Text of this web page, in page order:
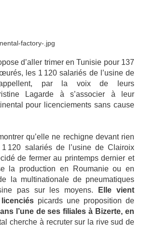
d’aller trimer en Tunisie pour 137
les 1 120 salariés de l’usine de
par la voix de leurs
Lagarde à s’associer à leur
pour licenciements sans cause
qu’elle ne rechigne devant rien
120 salariés de l’usine de Clairoix
de fermer au printemps dernier et
la production en Roumanie ou en
la multinationale de pneumatiques
pas sur les moyens.
Elle vient
picards une proposition de
l’une de ses filiales à Bizerte, en
cherche à recruter sur la rive sud de